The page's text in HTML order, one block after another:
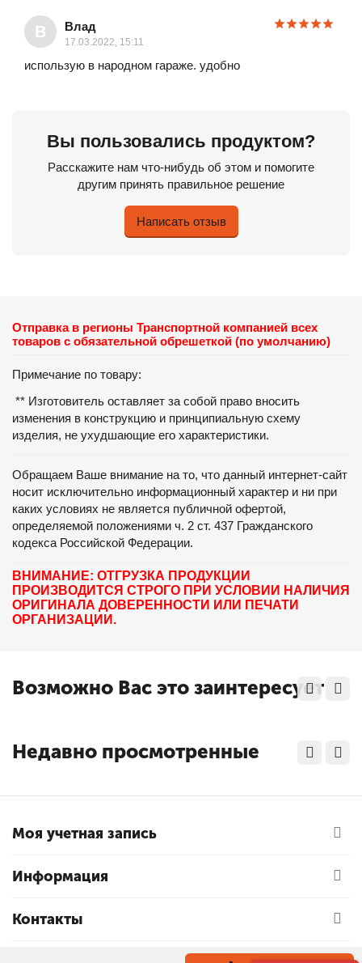
В Влад
17.03.2022, 15:11
использую в народном гараже. удобно
Вы пользовались продуктом?
Расскажите нам что-нибудь об этом и помогите
другим принять правильное решение
Написать отзыв
Отправка в регионы Транспортной компанией всех
товаров с обязательной обрешеткой (по умолчанию)
Примечание по товару:
** Изготовитель оставляет за собой право вносить
изменения в конструкцию и принципиальную схему
изделия, не ухудшающие его характеристики.
Обращаем Ваше внимание на то, что данный интернет-сайт
носит исключительно информационный характер и ни при
каких условиях не является публичной офертой,
определяемой положениями ч. 2 ст. 437 Гражданского
кодекса Российской Федерации.
ВНИМАНИЕ: ОТГРУЗКА ПРОДУКЦИИ
ПРОИЗВОДИТСЯ СТРОГО ПРИ УСЛОВИИ НАЛИЧИЯ
ОРИГИНАЛА ДОВЕРЕННОСТИ ИЛИ ПЕЧАТИ
ОРГАНИЗАЦИИ.
Возможно Вас это заинтересует
Недавно просмотренные
Моя учетная запись
Информация
Контакты